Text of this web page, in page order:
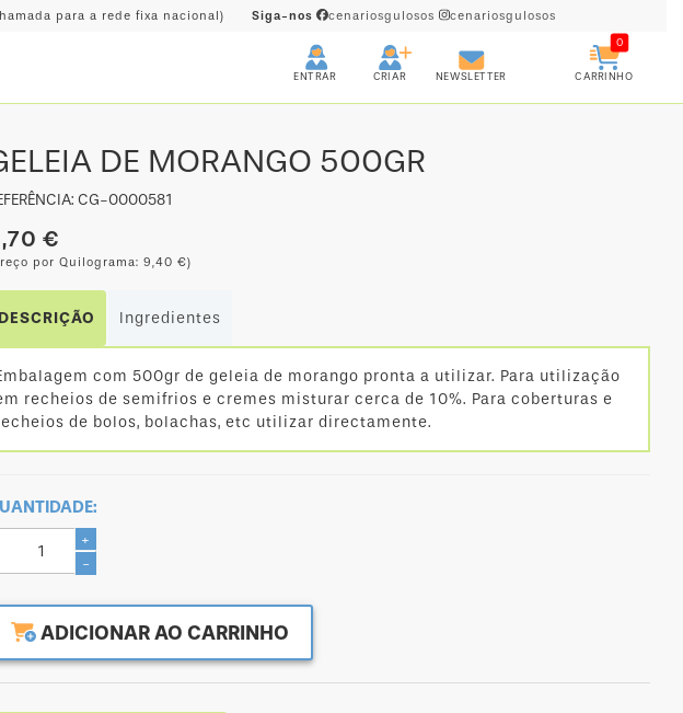
para a rede fixa nacional) Siga-nos cenariosgulosos cenariosgulosos
0
CARRINHO
NEWSLETTER
CRIAR
ENTRAR
DE MORANGO 500GR
CG-0000581
€
por Quilograma: 9,40 €)
DESCRIÇÃO Ingredientes
com 500gr de geleia de morango pronta a utilizar. Para utilização
recheios de semifrios e cremes misturar cerca de 10%. Para coberturas e
de bolos, bolachas, etc utilizar directamente.
+
-
ADICIONAR AO CARRINHO